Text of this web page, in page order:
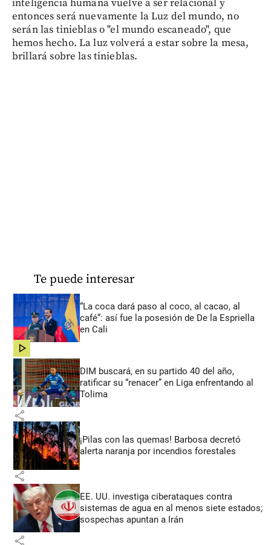
inteligencia humana vuelve a ser relacional y
entonces será nuevamente la Luz del mundo, no
serán las tinieblas o "el mundo escaneado", que
hemos hecho. La luz volverá a estar sobre la mesa,
brillará sobre las tinieblas.
Te puede interesar
“La coca dará paso al coco, al cacao, al
café”: así fue la posesión de De la Espriella
en Cali
share
DIM buscará, en su partido 40 del año,
ratificar su “renacer” en Liga enfrentando al
Tolima
share
¡Pilas con las quemas! Barbosa decretó
alerta naranja por incendios forestales
share
EE. UU. investiga ciberataques contra
sistemas de agua en al menos siete estados;
sospechas apuntan a Irán
share